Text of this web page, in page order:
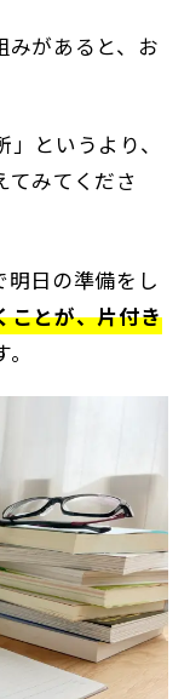
みがあると、お
というより、
てみてくださ
明日の準備をし
ことが、片付き